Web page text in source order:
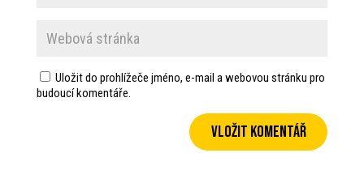
Uložit do prohlížeče jméno, e-mail a webovou stránku pro
budoucí komentáře.